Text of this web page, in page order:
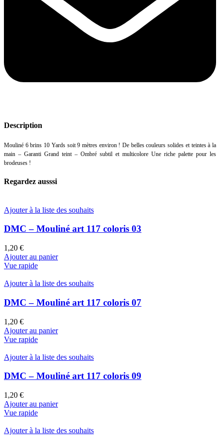
Description
Mouliné 6 brins 10 Yards soit 9 mètres environ ! De belles couleurs solides et teintes à la
main – Garanti Grand teint – Ombré subtil et multicolore Une riche palette pour les
brodeuses !
Regardez ausssi
Ajouter à la liste des souhaits
DMC – Mouliné art 117 coloris 03
1,20 €
Ajouter au panier
Vue rapide
Ajouter à la liste des souhaits
DMC – Mouliné art 117 coloris 07
1,20 €
Ajouter au panier
Vue rapide
Ajouter à la liste des souhaits
DMC – Mouliné art 117 coloris 09
1,20 €
Ajouter au panier
Vue rapide
Ajouter à la liste des souhaits